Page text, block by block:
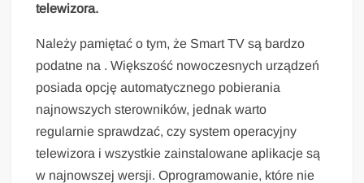
telewizora.
Należy pamiętać o tym, że Smart TV są bardzo
podatne na . Większość nowoczesnych urządzeń
posiada opcję automatycznego pobierania
najnowszych sterowników, jednak warto
regularnie sprawdzać, czy system operacyjny
telewizora i wszystkie zainstalowane aplikacje są
w najnowszej wersji. Oprogramowanie, które nie